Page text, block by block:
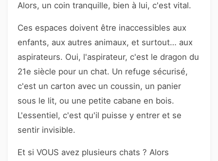
Alors, un coin tranquille, bien à lui, c'est vital.
Ces espaces doivent être inaccessibles aux
enfants, aux autres animaux, et surtout… aux
aspirateurs. Oui, l'aspirateur, c'est le dragon du
21e siècle pour un chat. Un refuge sécurisé,
c'est un carton avec un coussin, un panier
sous le lit, ou une petite cabane en bois.
L'essentiel, c'est qu'il puisse y entrer et se
sentir invisible.
Et si VOUS avez plusieurs chats ? Alors